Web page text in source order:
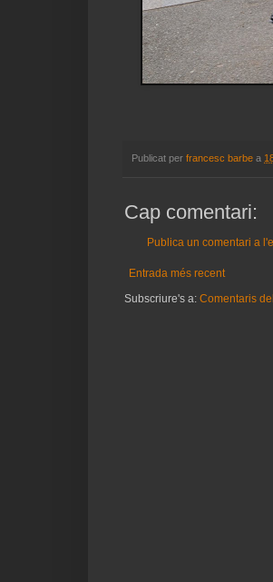
Publicat per francesc barbe a
Cap comentari:
Publica un comentari a
Entrada més recent
Subscriure's a: Comentaris